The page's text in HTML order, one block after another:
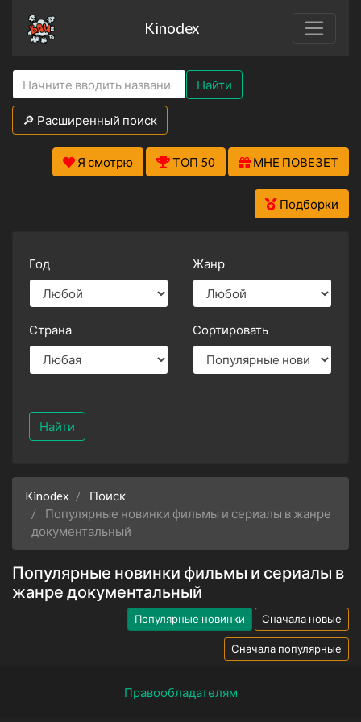
Kinodex
Найти
🔎 Расширенный поиск
Я смотрю ТОП 50 МНЕ ПОВЕЗЕТ
Подборки
Год Жанр
Страна Сортировать
Найти
Kinodex
Поиск
Популярные новинки фильмы и сериалы в жанре
документальный
Популярные новинки фильмы и сериалы в
жанре документальный
Популярные новинки Сначала новые
Сначала популярные
Правообладателям